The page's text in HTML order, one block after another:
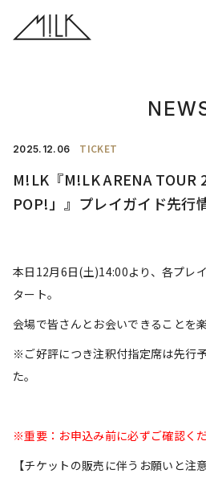
2025. 12.06 TICKET
M!LK『M!LK ARENA TOUR
POP!」』プレイガイド先行
本日12月6日(土)14:00より、各プレ
タート。
会場で皆さんとお会いできることを
※ご好評につき注釈付指定席は先行
た。
※重要：お申込み前に必ずご確認くだ
【チケットの販売に伴うお願いと注意